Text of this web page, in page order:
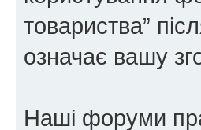
товариства”
означає вашу
Наші форуми